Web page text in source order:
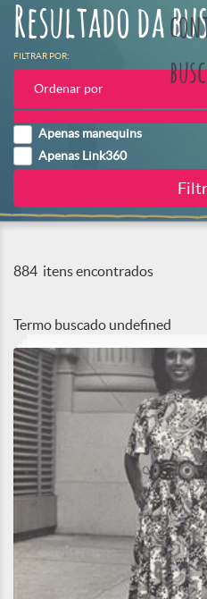
Resultado da
FILTRAR POR:
Ordenar por
Apenas manequins
Apenas Link360
884 itens encontrados
Termo buscado undefined